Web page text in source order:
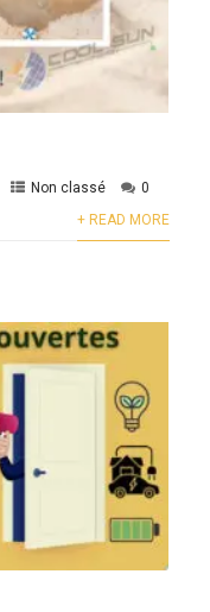
Non classé
0
+ READ MORE